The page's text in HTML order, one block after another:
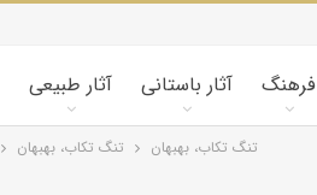
آثار طبیعی آثار باستانی فرهنگ
تنگ تکاب، بهبهان تنگ تکاب، بهبهان